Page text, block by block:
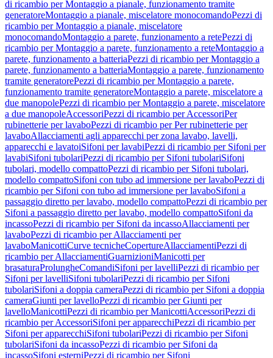
di ricambio per Montaggio a pianale, funzionamento tramite
generatoreMontaggio a pianale, miscelatore monocomandoPezzi di
ricambio per Montaggio a pianale, miscelatore
monocomandoMontaggio a parete, funzionamento a retePezzi di
ricambio per Montaggio a parete, funzionamento a reteMontaggio a
parete, funzionamento a batteriaPezzi di ricambio per Montaggio a
parete, funzionamento a batteriaMontaggio a parete, funzionamento
tramite generatorePezzi di ricambio per Montaggio a parete,
funzionamento tramite generatoreMontaggio a parete, miscelatore a
due manopolePezzi di ricambio per Montaggio a parete, miscelatore
a due manopoleAccessoriPezzi di ricambio per AccessoriPer
rubinetterie per lavaboPezzi di ricambio per Per rubinetterie per
lavaboAllacciamenti agli apparecchi per zona lavabo, lavelli,
apparecchi e lavatoiSifoni per lavabiPezzi di ricambio per Sifoni per
lavabiSifoni tubolariPezzi di ricambio per Sifoni tubolariSifoni
tubolari, modello compattoPezzi di ricambio per Sifoni tubolari,
modello compattoSifoni con tubo ad immersione per lavaboPezzi di
ricambio per Sifoni con tubo ad immersione per lavaboSifoni a
passaggio diretto per lavabo, modello compattoPezzi di ricambio per
Sifoni a passaggio diretto per lavabo, modello compattoSifoni da
incassoPezzi di ricambio per Sifoni da incassoAllacciamenti per
lavaboPezzi di ricambio per Allacciamenti per
lavaboManicottiCurve tecnicheCopertureAllacciamentiPezzi di
ricambio per AllacciamentiGuarnizioniManicotti per
brasaturaProlungheComandiSifoni per lavelliPezzi di ricambio per
Sifoni per lavelliSifoni tubolariPezzi di ricambio per Sifoni
tubolariSifoni a doppia cameraPezzi di ricambio per Sifoni a doppia
cameraGiunti per lavelloPezzi di ricambio per Giunti per
lavelloManicottiPezzi di ricambio per ManicottiAccessoriPezzi di
ricambio per AccessoriSifoni per apparecchiPezzi di ricambio per
Sifoni per apparecchiSifoni tubolariPezzi di ricambio per Sifoni
tubolariSifoni da incassoPezzi di ricambio per Sifoni da
incassoSifoni esterniPezzi di ricambio per Sifoni